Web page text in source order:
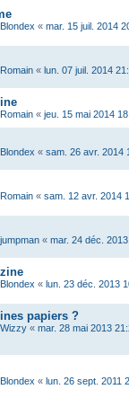
Blondex « mar. 15 juil. 2014
Romain « lun. 07 juil. 2014
Romain « jeu. 15 mai 2014
Blondex « sam. 26 avr. 2014
Romain « sam. 12 avr. 2014
jumpman « mar. 24 déc.
Blondex « lun. 23 déc. 2013
papiers ?
Wizzy « mar. 28 mai 2013
Blondex « lun. 26 sept. 2011